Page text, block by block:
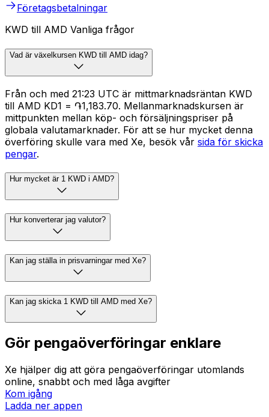
Företagsbetalningar
KWD till AMD Vanliga frågor
Vad är växelkursen KWD till AMD idag?
Från och med 21:23 UTC är mittmarknadsräntan KWD
till AMD KD1 = ֏1,183.70. Mellanmarknadskursen är
mittpunkten mellan köp- och försäljningspriser på
globala valutamarknader. För att se hur mycket denna
överföring skulle vara med Xe, besök vår sida för skicka
pengar.
Hur mycket är 1 KWD i AMD?
Hur konverterar jag valutor?
Kan jag ställa in prisvarningar med Xe?
Kan jag skicka 1 KWD till AMD med Xe?
Gör pengaöverföringar enklare
Xe hjälper dig att göra pengaöverföringar utomlands
online, snabbt och med låga avgifter
Kom igång
Ladda ner appen